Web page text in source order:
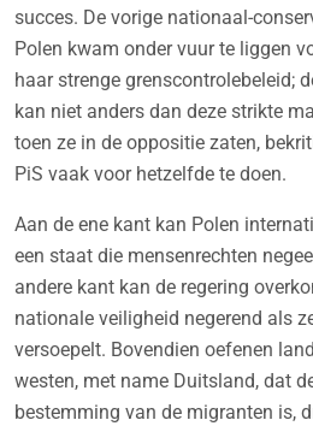
succes. De vorige nationaal-
Polen kwam onder vuur te liggen
haar strenge grenscontrolebeleid;
kan niet anders dan deze strikte
toen ze in de oppositie zaten,
PiS vaak voor hetzelfde te doen.
Aan de ene kant kan Polen
een staat die mensenrechten
andere kant kan de regering
nationale veiligheid negerend als
versoepelt. Bovendien oefenen
westen, met name Duitsland, dat
bestemming van de migranten is,